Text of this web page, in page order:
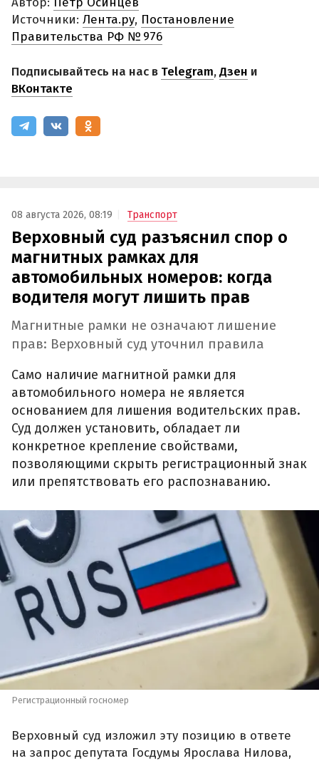
Источники: Лента.ру, Постановление
Правительства РФ № 976
Подписывайтесь на нас в Telegram,Дзен и
ВКонтакте
08 августа 2026, 08:19 Транспорт
Верховный суд разъяснил спор о
магнитных рамках для
автомобильных номеров: когда
водителя могут лишить прав
Магнитные рамки не означают лишение
прав: Верховный суд уточнил правила
Само наличие магнитной рамки для
автомобильного номера не является
основанием для лишения водительских прав.
Суд должен установить, обладает ли
конкретное крепление свойствами,
позволяющими скрыть регистрационный знак
или препятствовать его распознаванию.
Регистрационный госномер
Верховный суд изложил эту позицию в ответе
на запрос депутата Госдумы Ярослава Нилова,